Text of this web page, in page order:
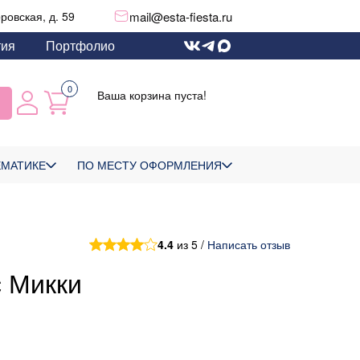
д. 59 mail@esta-fiesta.ru
Портфолио
0 Ваша корзина пуста!
ПО МЕСТУ ОФОРМЛЕНИЯ
4.4 из 5 / Написать отзыв